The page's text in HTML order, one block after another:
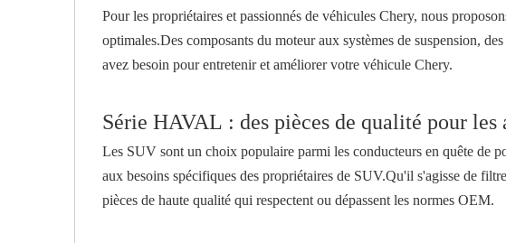
Pour les propriétaires et passionnés de véhicules Chery, nous
optimales.Des composants du moteur aux systèmes de suspension,
avez besoin pour entretenir et améliorer votre véhicule Chery.
Série HAVAL : des pièces de qualité pour les
Les SUV sont un choix populaire parmi les conducteurs en quête de
aux besoins spécifiques des propriétaires de SUV.Qu'il s'agisse de
pièces de haute qualité qui respectent ou dépassent les normes OEM.